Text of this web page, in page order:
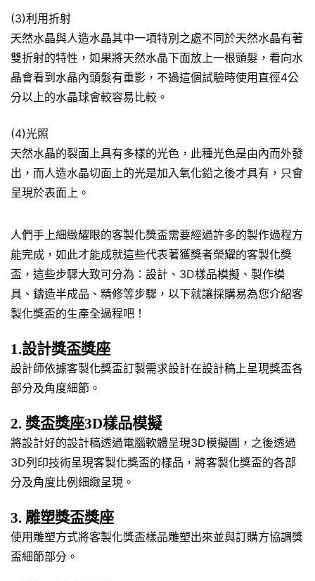
(3)利用折射
天然水晶與人造水晶其中一項特別之處不同於天然水晶有著
雙折射的特性，如果將天然水晶下面放上一根頭髮，看向水
晶會看到水晶內頭髮有重影，不過這個試驗時使用直徑4公
分以上的水晶球會較容易比較。
(4)光照
天然水晶的裂面上具有多樣的光色，此種光色是由內而外發
出，而人造水晶切面上的光是加入氧化鉛之後才具有，只會
呈現於表面上。
人們手上細緻耀眼的客製化獎盃需要經過許多的製作過程方
能完成，如此才能成就這些代表著獲獎者榮耀的客製化獎
盃，這些步驟大致可分為：設計、3D樣品模擬、製作模
具、鑄造半成品、精修等步驟，以下就讓採購易為您介紹客
製化獎盃的生產全過程吧！
1.設計獎盃獎座
設計師依據客製化獎盃訂製需求設計在設計稿上呈現獎盃各
部分及角度細節。
2. 獎盃獎座3D樣品模擬
將設計好的設計稿透過電腦軟體呈現3D模擬圖，之後透過
3D列印技術呈現客製化獎盃的樣品，將客製化獎盃的各部
分及角度比例細緻呈現。
3. 雕塑獎盃獎座
使用雕塑方式將客製化獎盃樣品雕塑出來並與訂購方協調獎
盃細節部分。